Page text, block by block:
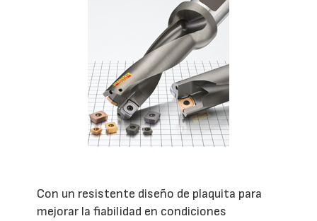
Con un resistente diseño de plaquita para
mejorar la fiabilidad en condiciones